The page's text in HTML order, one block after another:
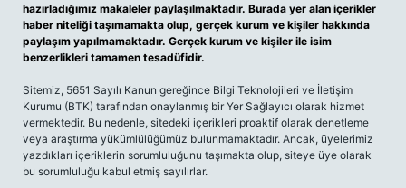
hazırladığımız makaleler paylaşılmaktadır. Burada yer alan içerikler
haber niteliği taşımamakta olup, gerçek kurum ve kişiler hakkında
paylaşım yapılmamaktadır. Gerçek kurum ve kişiler ile isim
benzerlikleri tamamen tesadüfidir.
Sitemiz, 5651 Sayılı Kanun gereğince Bilgi Teknolojileri ve İletişim
Kurumu (BTK) tarafından onaylanmış bir Yer Sağlayıcı olarak hizmet
vermektedir. Bu nedenle, sitedeki içerikleri proaktif olarak denetleme
veya araştırma yükümlülüğümüz bulunmamaktadır. Ancak, üyelerimiz
yazdıkları içeriklerin sorumluluğunu taşımakta olup, siteye üye olarak
bu sorumluluğu kabul etmiş sayılırlar.